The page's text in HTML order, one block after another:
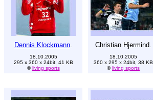
Dennis Klockmann. Christian Hjermind.
18.10.2005
295 x 360 x 24bit, 41 KB
©living sports
18.10.2005
360 x 295 x 24bit, 38 KB
©living sports